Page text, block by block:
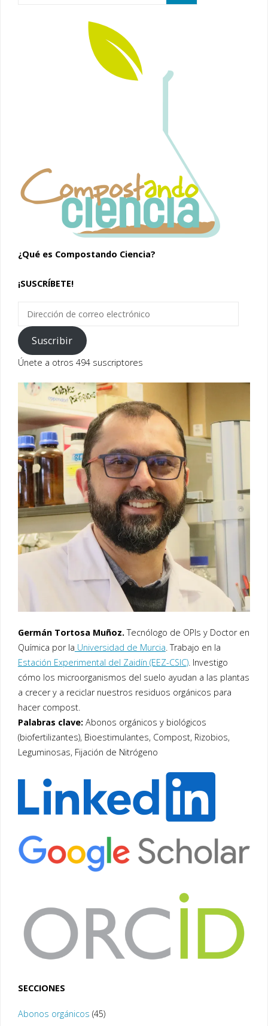
¿Qué es Compostando Ciencia?
¡SUSCRÍBETE!
Dirección
correo
electrónico
Suscribir
Únete a otros 494 suscriptores
Germán Tortosa Muñoz.Tecnólogo de OPIs y Doctor en
Química por la Universidad de Murcia . Trabajo en la
Estación Experimental del Zaidín (EEZ-CSIC). Investigo
cómo los microorganismos del suelo ayudan a las plantas
a crecer y a reciclar nuestros residuos orgánicos para
hacer compost.
Palabras clave:Abonos orgánicos y biológicos
(biofertilizantes), Bioestimulantes, Compost, Rizobios,
Leguminosas, Fijación de Nitrógeno
SECCIONES
Abonos orgánicos (45)